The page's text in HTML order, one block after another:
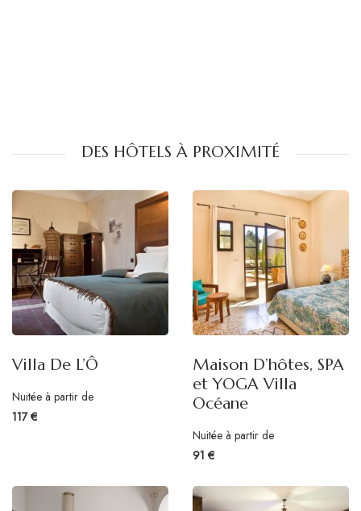
DES HÔTELS À PROXIMITÉ
Villa De L’Ô
Nuitée à partir de
117 €
Maison D’hôtes, SPA
et YOGA Villa
Océane
Nuitée à partir de
91 €